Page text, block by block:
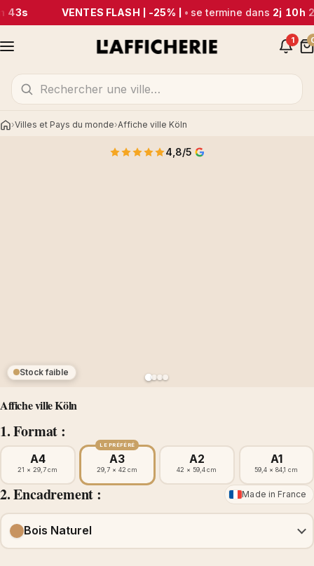
43s VENTES FLASH | -25% | •se termine dans2j 10h
1
AccueilVilles et Pays du monde Affiche ville Köln
Affiche ville Köln
1. Format :
Stock faible
4,8/5
A4
21 × 29,7 cm
LE PRÉFÉRÉ
A3
29,7 × 42 cm
A2
42 × 59,4 cm
A1
59,4 × 84,1 cm
2. Encadrement : Made in France
Bois Naturel